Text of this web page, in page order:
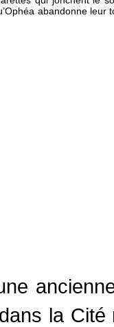
abandonne leur
la